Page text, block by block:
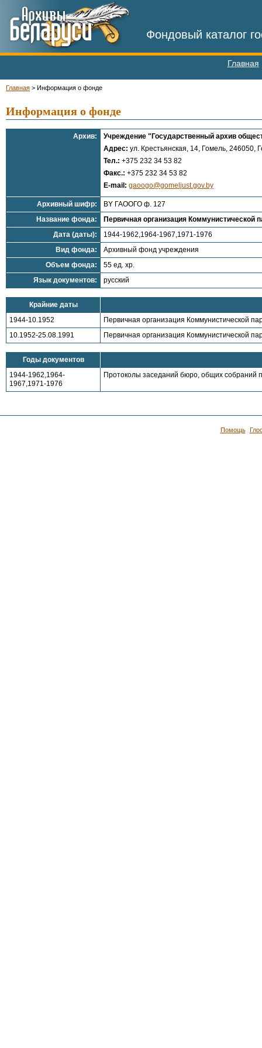
Фондовый каталог
Главная
Главная > Информация о фонде
Информация о фонде
Архив:
Учреждение "Государственный архив
Адрес: ул. Крестьянская, 14, Гомель, 246050,
Тел.: +375 232 34 53 82
Факс.: +375 232 34 53 82
E-mail: gaoogo@gomeljust.gov.by
Архивный шифр:
BY ГАООГО ф. 127
Название фонда:
Первичная организация Коммунистической
Дата (даты):
1944-1962,1964-1967,1971-1976
Вид фонда:
Архивный фонд учреждения
Объем фонда:
55 ед. хр.
Язык документов:
русский
Крайние даты
1944-10.1952
Первичная организация Коммунистической
10.1952-25.08.1991
Первичная организация Коммунистической
Годы документов
1944-1962,1964-
1967,1971-1976
Протоколы заседаний бюро, общих собраний
Помощь